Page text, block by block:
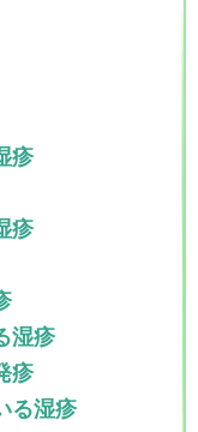
疹
疹
湿疹
疹
る湿疹